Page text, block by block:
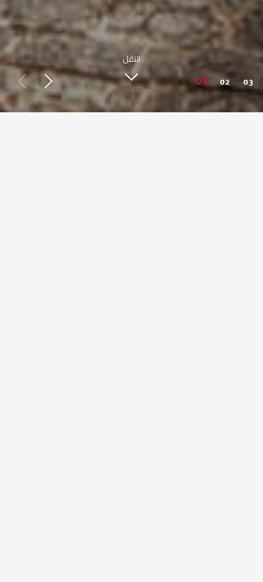
انتقل
ENGLISH
|اللغة العربية
© حقوق النشر 2021 صبحي كابر. مدعوم من WAK INTERNATIONAL